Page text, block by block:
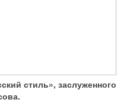
стиль», заслуженного